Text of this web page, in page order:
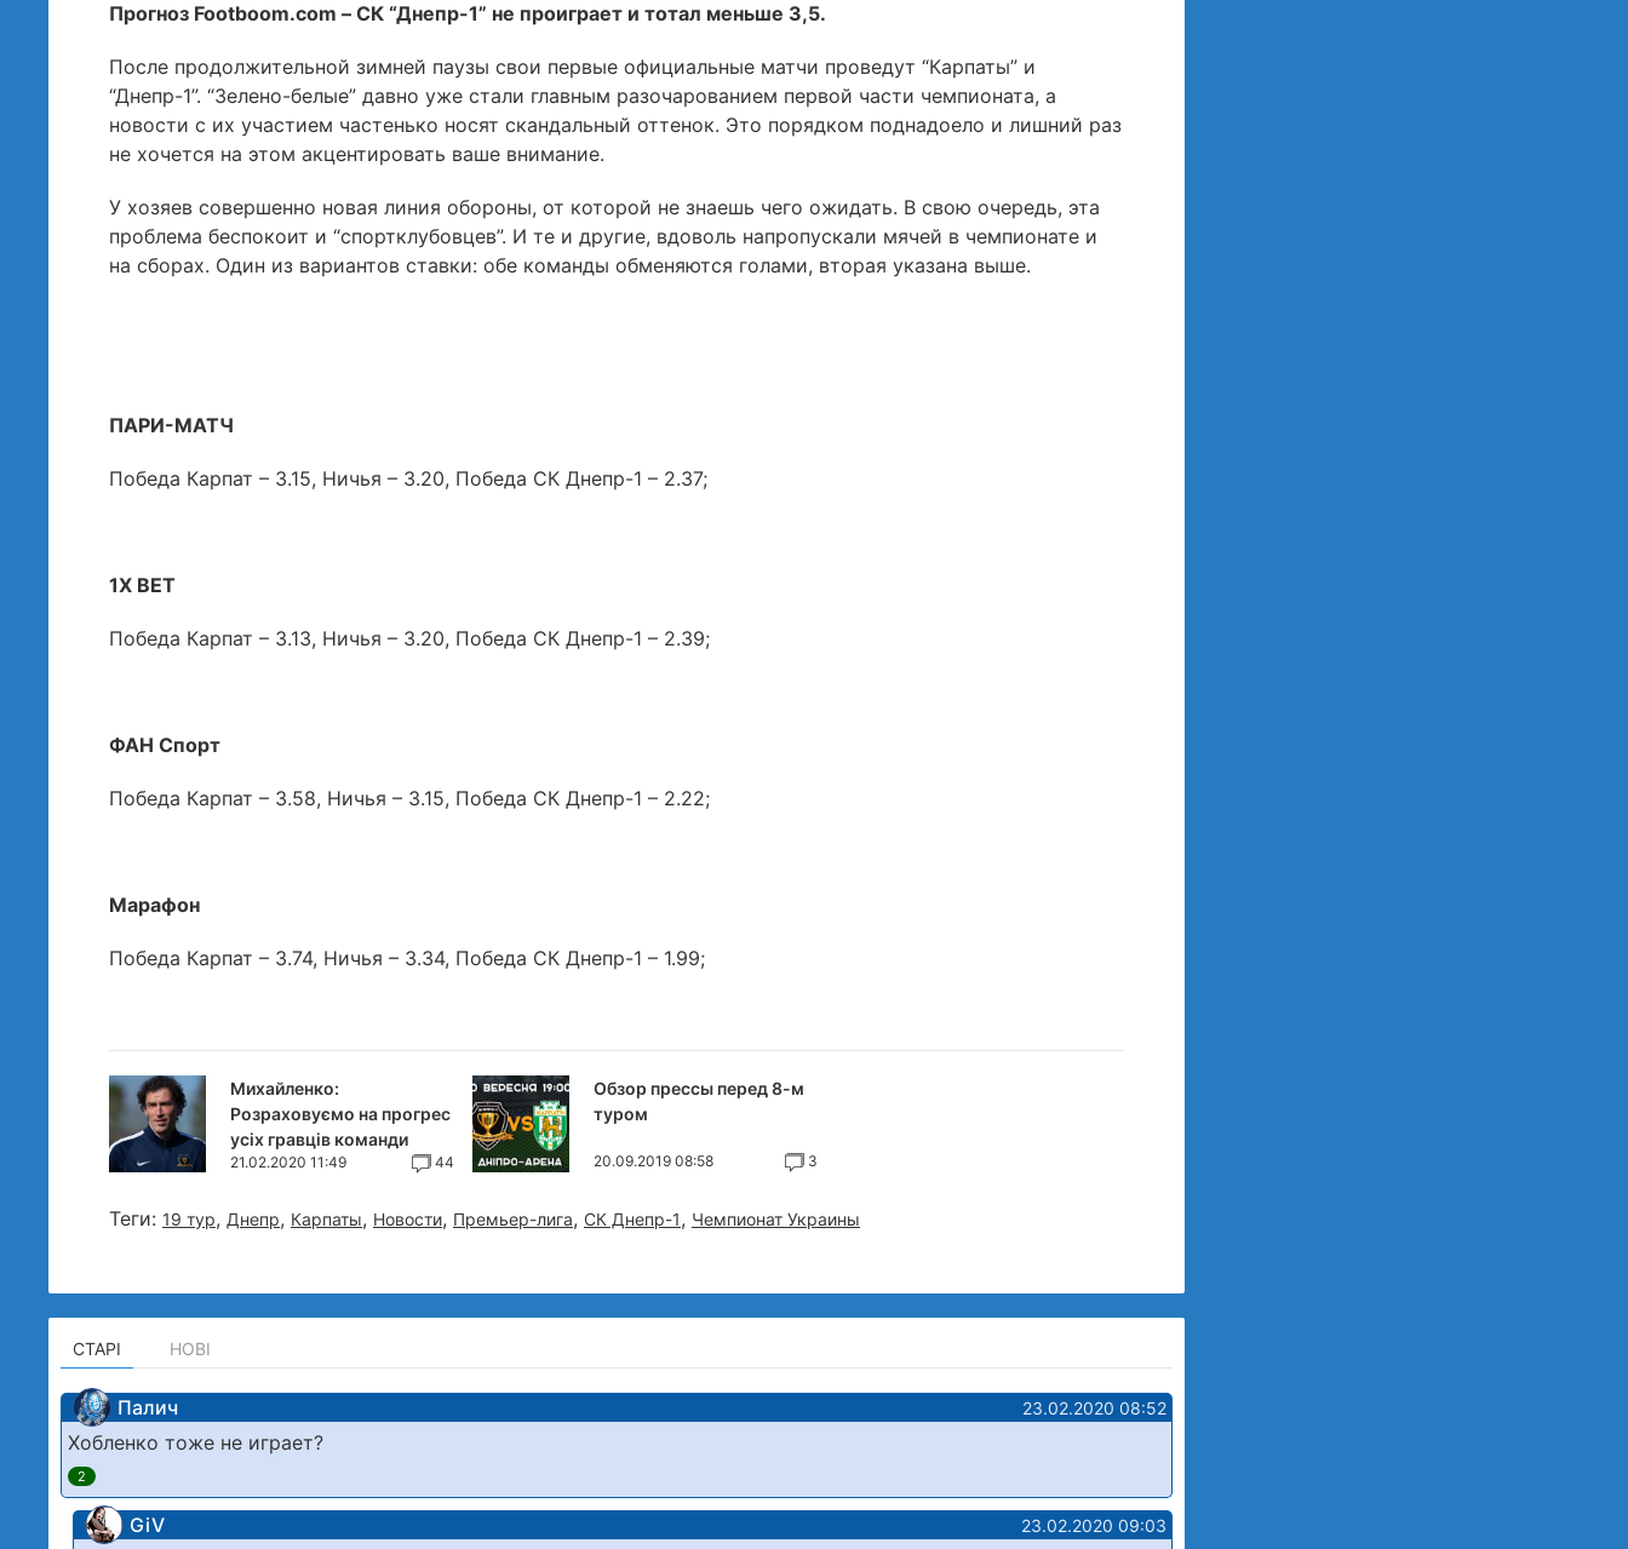
Прогноз Footboom.com – СК “Днепр-1” не проиграет и тотал меньше 3,5.
После продолжительной зимней паузы свои первые официальные матчи проведут “Карпаты” и
“Днепр-1”. “Зелено-белые” давно уже стали главным разочарованием первой части чемпионата, а
новости с их участием частенько носят скандальный оттенок. Это порядком поднадоело и лишний раз
не хочется на этом акцентировать ваше внимание.
У хозяев совершенно новая линия обороны, от которой не знаешь чего ожидать. В свою очередь, эта
проблема беспокоит и “спортклубовцев”. И те и другие, вдоволь напропускали мячей в чемпионате и
на сборах. Один из вариантов ставки: обе команды обменяются голами, вторая указана выше.
ПАРИ-МАТЧ
Победа Карпат – 3.15, Ничья – 3.20, Победа СК Днепр-1 – 2.37;
1X BET
Победа Карпат – 3.13, Ничья – 3.20, Победа СК Днепр-1 – 2.39;
ФАН Спорт
Победа Карпат – 3.58, Ничья – 3.15, Победа СК Днепр-1 – 2.22;
Марафон
Победа Карпат – 3.74, Ничья – 3.34, Победа СК Днепр-1 – 1.99;
Михайленко:
Розраховуємо на прогрес
усіх гравців команди
21.02.2020 11:49 44
Обзор прессы перед 8-м
туром
20.09.2019 08:58 3
Теги: 19 тур, Днепр, Карпаты, Новости, Премьер-лига, СК Днепр-1, Чемпионат Украины
СТАРІ НОВІ
Палич 23.02.2020 08:52
Хобленко тоже не играет?
2
GiV 23.02.2020 09:03